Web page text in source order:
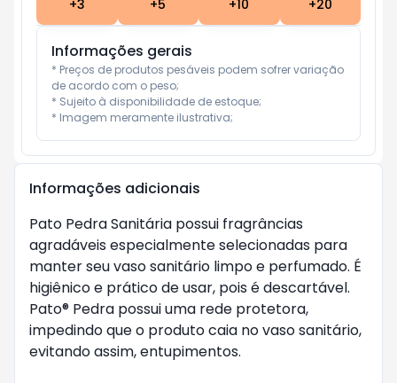
+3 +5 +10 +20
Informações gerais
* Preços de produtos pesáveis podem sofrer variação
de acordo com o peso;
* Sujeito à disponibilidade de estoque;
* Imagem meramente ilustrativa;
Informações adicionais
Pato Pedra Sanitária possui fragrâncias
agradáveis especialmente selecionadas para
manter seu vaso sanitário limpo e perfumado. É
higiênico e prático de usar, pois é descartável.
Pato® Pedra possui uma rede protetora,
impedindo que o produto caia no vaso sanitário,
evitando assim, entupimentos.